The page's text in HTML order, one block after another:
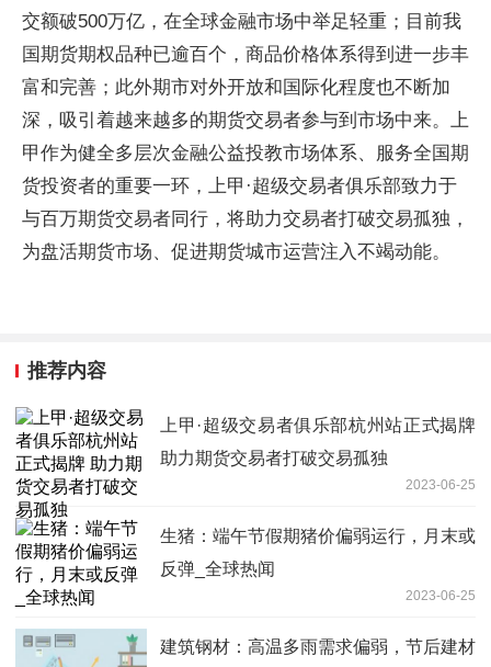
交额破500万亿，在全球金融市场中举足轻重；目前我
国期货期权品种已逾百个，商品价格体系得到进一步丰
富和完善；此外期市对外开放和国际化程度也不断加
深，吸引着越来越多的期货交易者参与到市场中来。上
甲作为健全多层次金融公益投教市场体系、服务全国期
货投资者的重要一环，上甲·超级交易者俱乐部致力于
与百万期货交易者同行，将助力交易者打破交易孤独，
为盘活期货市场、促进期货城市运营注入不竭动能。
推荐内容
上甲·超级交易者俱乐部杭州站正式揭牌
助力期货交易者打破交易孤独
2023-06-25
生猪：端午节假期猪价偏弱运行，月末或
反弹_全球热闻
2023-06-25
建筑钢材：高温多雨需求偏弱，节后建材